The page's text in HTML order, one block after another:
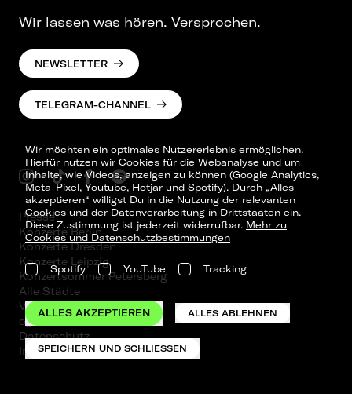
Wir möchten ein optimales Nutzererlebnis ermöglichen.
Hierfür nutzen wir Cookies für die Webanalyse und um
Inhalte, wie Videos, anzeigen zu können (Google Analytics,
Meta-Pixel, Youtube, Hotjar und Spotify). Durch „Alles
akzeptieren“ willigst Du in die Nutzung der relevanten
Cookies und der Datenverarbeitung in Drittstaaten ein.
Diese Zustimmung ist jederzeit widerrufbar. Mehr zu
Cookies und Datenschutzbestimmungen
Spotify YouTube Tracking
ALLES AKZEPTIEREN ALLES ABLEHNEN
SPEICHERN UND SCHLIESSEN
Wir lassen was hören. Versprochen.
NEWSLETTER
TELEGRAM-CHANNEL
Presse
Konzerte Berlin
Konzerte Dresden
Konzerte Leipzig
Konzertsommer Petersberg
Alle Städte
Vergangene Shows
o_team
Datenschutz
Impressum